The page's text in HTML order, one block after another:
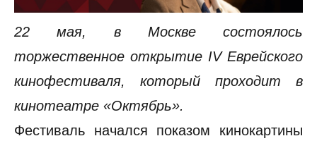
22 мая, в Москве состоялось
торжественное открытие IV Еврейского
кинофестиваля, который проходит в
кинотеатре «Октябрь».
Фестиваль начался показом кинокартины